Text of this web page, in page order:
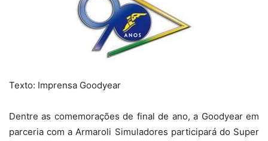
Texto: Imprensa Goodyear
Dentre as comemorações de final de ano, a Goodyear em
parceria com a Armaroli Simuladores participará do Super